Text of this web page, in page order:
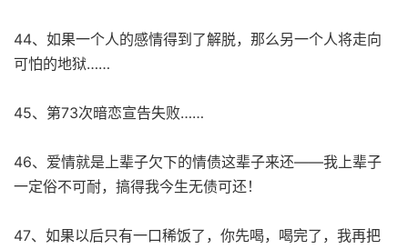
44、如果一个人的感情得到了解脱，那么另一个人将走向
可怕的地狱……
45、第73次暗恋宣告失败……
46、爱情就是上辈子欠下的情债这辈子来还——我上辈子
一定俗不可耐，搞得我今生无债可还！
47、如果以后只有一口稀饭了，你先喝，喝完了，我再把